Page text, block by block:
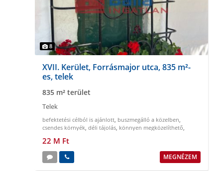
8
XVII. Kerület, Forrásmajor utca, 835 m²-
es, telek
835 m² terület
Telek
befektetési célból is ajánlott, buszmegálló a közelben,
csendes környék, déli tájolás, könnyen megközelíthető,
22 M Ft
MEGNÉZEM